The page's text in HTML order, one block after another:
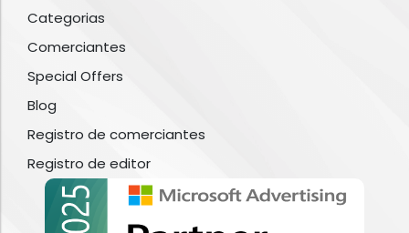
Categorias
Comerciantes
Special Offers
Blog
Registro de comerciantes
Registro de editor